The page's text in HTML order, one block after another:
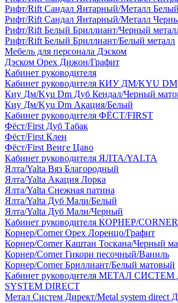
Рифт/Rift Сандал Янтарный/Металл Белый
Рифт/Rift Сандал Янтарный/Металл
Рифт/Rift Белый Бриллиант/Черный
Рифт/Rift Белый Бриллиант/Белый металл
Мебель для персонала Дэском
Дэском Орех Дижон/Графит
Кабинет руководителя
Кабинет руководителя КИУ ДМ/KYU DM
Киу Дм/Kyu Dm Дуб Кендал/Черный
Киу Дм/Kyu Dm Акация/Белый
Кабинет руководителя ФЁСТ/FIRST
Фёст/First Дуб Табак
Фёст/First Клен
Фёст/First Венге Цаво
Кабинет руководителя ЯЛТА/YALTA
Ялта/Yalta Вяз Благородный
Ялта/Yalta Акация Лорка
Ялта/Yalta Снежная патина
Ялта/Yalta Дуб Мали/Белый
Ялта/Yalta Дуб Мали/Черный
Кабинет руководителя КОРНЕР/CORNER
Корнер/Corner Орех Лоренцо/Графит
Корнер/Corner Каштан Тоскана/Черный
Корнер/Corner Гикори песочный/Ваниль
Корнер/Corner Бриллиант/Белый матовый
Кабинет руководителя МЕТАЛ
SYSTEM DIRECT
Метал Систем Директ/Metal system direct